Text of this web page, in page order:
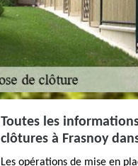
Toutes les
clôtures à Frasnoy
Les opérations de mise en